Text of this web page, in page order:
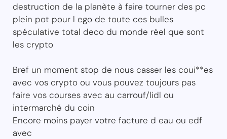
destruction de la planète à faire tourner des pc
plein pot pour l ego de toute ces bulles
spéculative total deco du monde réel que sont
les crypto
Bref un moment stop de nous casser les coui**es
avec vos crypto ou vous pouvez toujours pas
faire vos courses avec au carrouf/lidl ou
intermarché du coin
Encore moins payer votre facture d eau ou edf
avec